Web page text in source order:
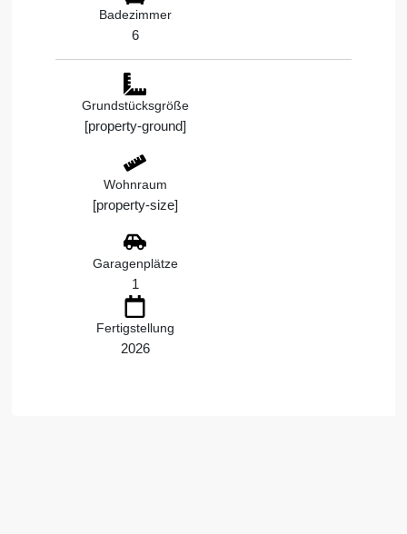
Badezimmer
6
Grundstücksgröße
[property-ground]
Wohnraum
[property-size]
Garagenplätze
1
Fertigstellung
2026